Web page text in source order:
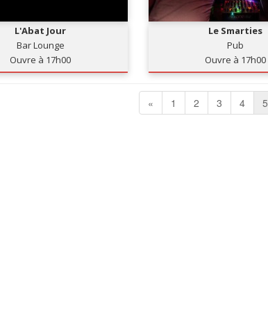
L'Abat Jour
Bar Lounge
Ouvre à 17h00
Le Smarties
Pub
Ouvre à 17h00
« 1 2 3 4 5